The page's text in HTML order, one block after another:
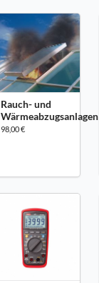
Rauch- und
Wärmeabzugsanlagen
98,00 €